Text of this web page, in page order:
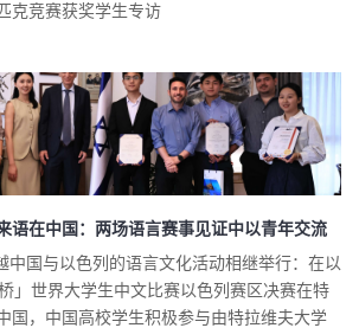
克竞赛获奖学生专访
语在中国：两场语言赛事见证中以青年交流
中国与以色列的语言文化活动相继举行：在以
」世界大学生中文比赛以色列赛区决赛在特
国，中国高校学生积极参与由特拉维夫大学